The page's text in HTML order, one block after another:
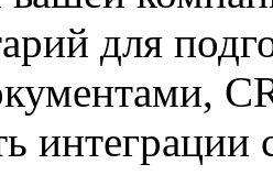
для
интеграции